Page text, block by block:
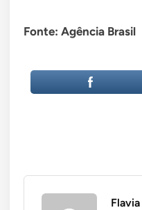
Fonte: Agência Brasil